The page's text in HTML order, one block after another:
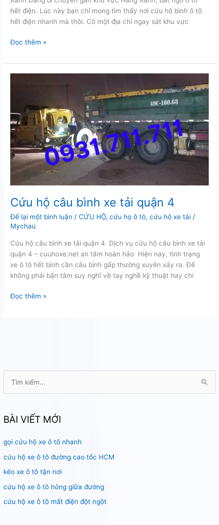
k
ế
m
:
BÀI VIẾT MỚI
gọi cứu hộ xe ô tô nhanh
cứu hộ xe ô tô đường cao tốc HCM
kéo xe ô tô tận nơi
cứu hộ xe ô tô hỏng giữa đường
cứu hộ xe ô tô mất điện đột ngột
hết điện. Lúc này bạn chỉ mong tìm thấy nơi cứu hộ bình ô tô
hết điện nhanh mà thôi. Có một địa chỉ ngay sát khu vực
Cứu
bình
ô
tô
Đọc thêm »
Cứu hộ câu bình xe tải quận 4
Để lại một bình luận /CỨU HỘ,cứu họ ô tô,cứu hộ xe tải /
Mychau
Cứu hộ câu bình xe tải quận 4 Dịch vụ cứu hộ câu bình xe tải
quận 4 – cuuhoxe.net an tâm hoàn hảo Hiện nay, tình trạng
xe ô tô hết bình cần câu bình gấp thường xuyên xảy ra. Để
không phải bận tâm suy nghĩ về tay nghề kỹ thuật hay chi
Cứu
4
Đọc thêm »